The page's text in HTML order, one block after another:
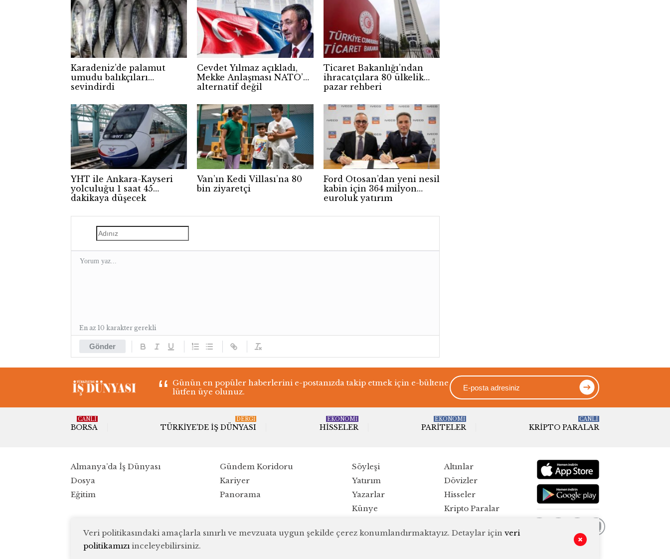
Karadeniz’de palamut
umudu balıkçıları
sevindirdi
Cevdet Yılmaz açıkladı,
Mekke Anlaşması NATO’ya
alternatif değil
Ticaret Bakanlığı’ndan
ihracatçılara 80 ülkelik
pazar rehberi
YHT ile Ankara-Kayseri
yolculuğu 1 saat 45
dakikaya düşecek
Van’ın Kedi Villası’na 80
bin ziyaretçi
Ford Otosan’dan yeni nesil
kabin için 364 milyon
euroluk yatırım
Gönder
En az 10 karakter gerekli
Günün en popüler haberlerini e-postanızda takip etmek için e-bültene
lütfen üye olunuz.
BORSA
CANLI
TÜRKIYE'DE İŞ DÜNYASI
DERGI
HISSELER
EKONOMİ
PARITELER
EKONOMİ
KRIPTO PARALAR
CANLI
Almanya’da İş Dünyası
Dosya
Eğitim
Gündem Koridoru
Kariyer
Panorama
Söyleşi
Yatırım
Yazarlar
Künye
Altınlar
Dövizler
Hisseler
Kripto Paralar
Veri politikasındaki amaçlarla sınırlı ve mevzuata uygun şekilde çerez konumlandırmaktayız. Detaylar için veri
politikamızı inceleyebilirsiniz.